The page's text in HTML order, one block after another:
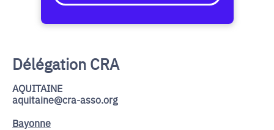
Délégation CRA
AQUITAINE
aquitaine@cra-asso.org
Bayonne